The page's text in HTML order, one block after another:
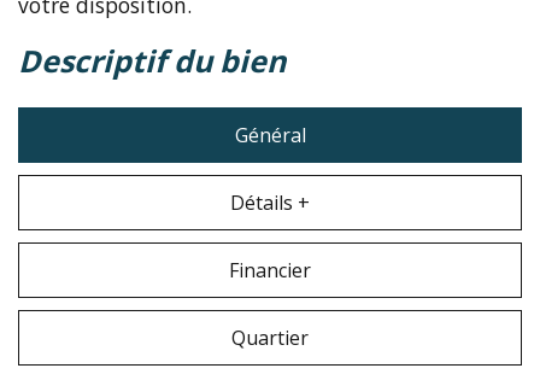
descriptif du bien
Général
Détails +
Financier
Quartier